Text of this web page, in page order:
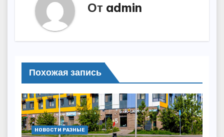
От admin
Похожая запись
НОВОСТИ РАЗНЫЕ